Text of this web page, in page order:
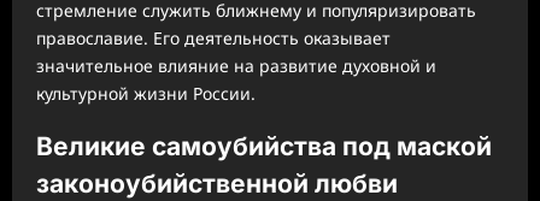
стремление служить ближнему и популяризировать
православие. Его деятельность оказывает
значительное влияние на развитие духовной и
культурной жизни России.
Великие самоубийства под маской
законоубийственной любви